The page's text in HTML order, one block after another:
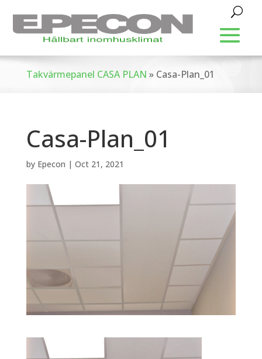
Takvärmepanel CASA PLAN » Casa-Plan_01
Casa-Plan_01
by Epecon | Oct 21, 2021